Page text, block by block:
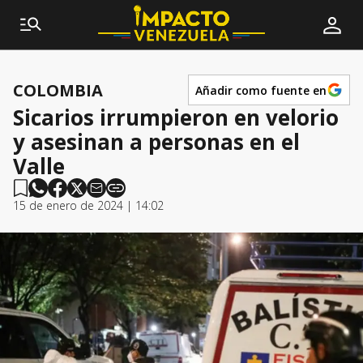
COLOMBIA Añadir como fuente en
Sicarios irrumpieron en velorio
y asesinan a personas en el
Valle
15 de enero de 2024 | 14:02